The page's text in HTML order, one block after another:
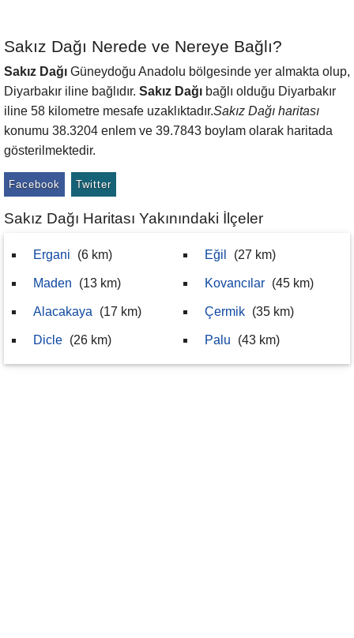
Sakız Dağı Nerede ve Nereye Bağlı?
Sakız Dağı Güneydoğu Anadolu bölgesinde yer almakta olup,
Diyarbakır iline bağlıdır. Sakız Dağı bağlı olduğu Diyarbakır
iline 58 kilometre mesafe uzaklıktadır.Sakız Dağı haritası
konumu 38.3204 enlem ve 39.7843 boylam olarak haritada
gösterilmektedir.
Facebook Twitter
Sakız Dağı Haritası Yakınındaki İlçeler
Ergani (6 km)
Maden (13 km)
Alacakaya (17 km)
Dicle (26 km)
Eğil (27 km)
Kovancılar (45 km)
Çermik (35 km)
Palu (43 km)